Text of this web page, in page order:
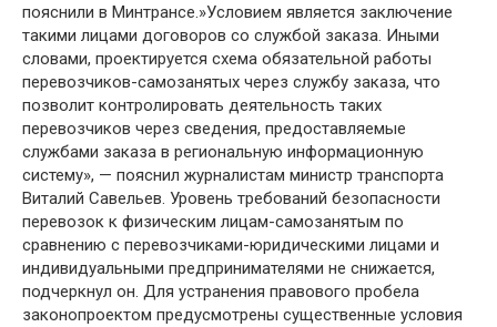
пояснили в Минтрансе.»Условием является заключение
такими лицами договоров со службой заказа. Иными
словами, проектируется схема обязательной работы
перевозчиков-самозанятых через службу заказа, что
позволит контролировать деятельность таких
перевозчиков через сведения, предоставляемые
службами заказа в региональную информационную
систему», — пояснил журналистам министр транспорта
Виталий Савельев. Уровень требований безопасности
перевозок к физическим лицам-самозанятым по
сравнению с перевозчиками-юридическими лицами и
индивидуальными предпринимателями не снижается,
подчеркнул он. Для устранения правового пробела
законопроектом предусмотрены существенные условия